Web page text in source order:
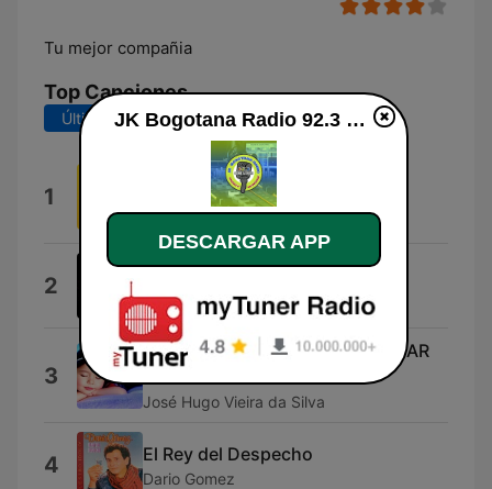
Tu mejor compañia
Top Canciones
Últimos 7 días Últimos 30 días
1
Prince (Online-Audio-
Converter.Com)
2 Campos de la mente
Emisora
3
♫♫♫ 9 HORAS CANÇÃO DE NINAR
RELAXANTE ♫♫♫
José Hugo Vieira da Silva
4 El Rey del Despecho
Dario Gomez
JK Bogotana Radio 92.3 en vivo
DESCARGAR APP